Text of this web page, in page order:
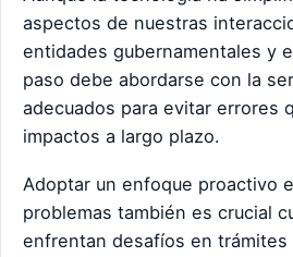
aspectos de nuestras
entidades gubernamentales y
paso debe abordarse con la
adecuados para evitar errores
impactos a largo plazo.
Adoptar un enfoque proactivo
problemas también es crucial
enfrentan desafíos en trámites